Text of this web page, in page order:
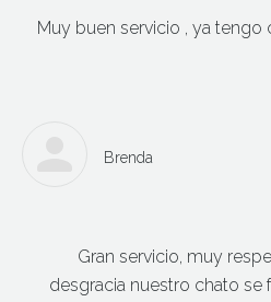
Muy buen servicio , ya
Brenda
Gran servicio, muy
desgracia nuestro chato se